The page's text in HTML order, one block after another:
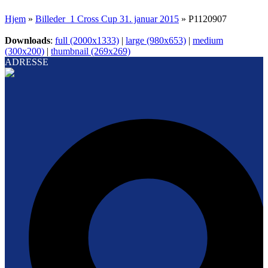
Hjem » Billeder_1 Cross Cup 31. januar 2015 » P1120907
Downloads: full (2000x1333) | large (980x653) | medium
(300x200) | thumbnail (269x269)
ADRESSE